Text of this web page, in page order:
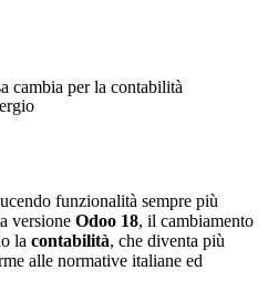
cambia per la contabilità
funzionalità sempre più
versione Odoo 18, il cambiamento
la contabilità, che diventa più
alle normative italiane ed